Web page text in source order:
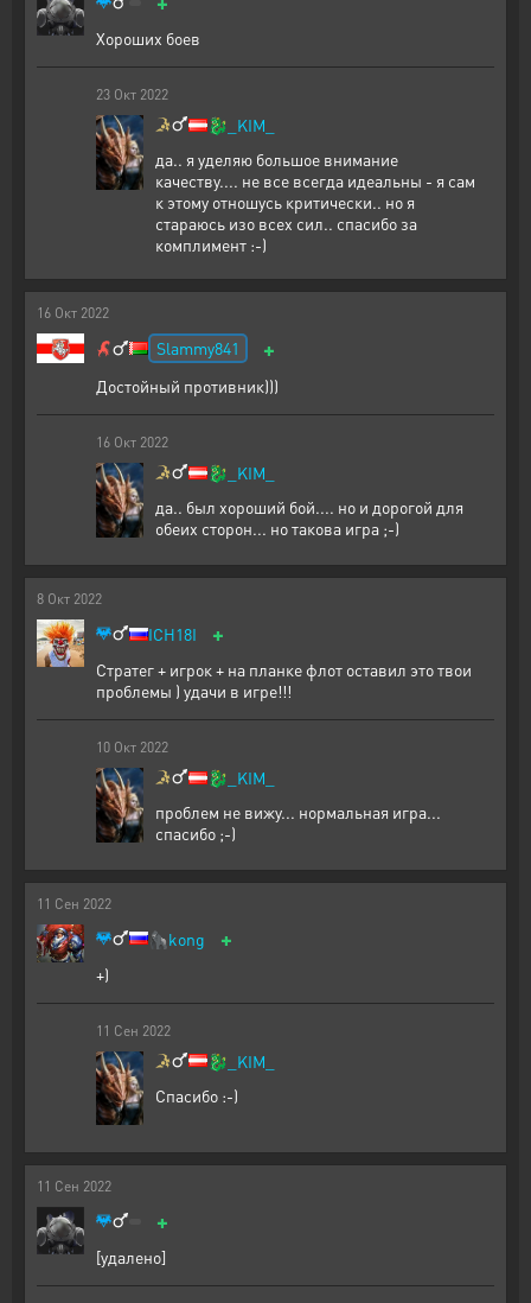
Хороших боев
23 Окт 2022
🐉 _KIM_
да.. я уделяю большое внимание
качеству.... не все всегда идеальны - я сам
к этому отношусь критически.. но я
стараюсь изо всех сил.. спасибо за
комплимент :-)
16 Окт 2022
Slammy841 +
Достойный противник)))
16 Окт 2022
🐉 _KIM_
да.. был хороший бой.... но и дорогой для
обеих сторон... но такова игра ;-)
8 Окт 2022
ICH18I +
Стратег + игрок + на планке флот оставил это твои
проблемы ) удачи в игре!!!
10 Окт 2022
🐉 _KIM_
проблем не вижу... нормальная игра...
спасибо ;-)
11 Сен 2022
🦍kong +
+)
11 Сен 2022
🐉 _KIM_
Спасибо :-)
11 Сен 2022
+
[удалено]